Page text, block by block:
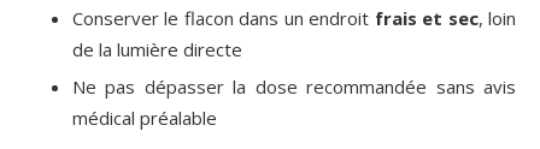
Conserver le flacon dans un endroit frais et sec, loin
de la lumière directe
Ne pas dépasser la dose recommandée sans avis
médical préalable